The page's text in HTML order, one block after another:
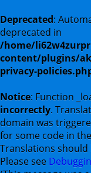
Deprecated:
deprecated in
/home/
content/plugins/
privacy-
Notice: Function
incorrectly.
domain was
for some code in
Translations
Please see